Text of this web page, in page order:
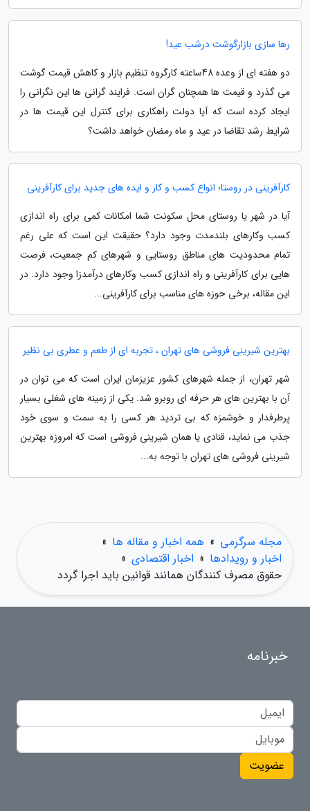
رها سازی بازارگوشت درشب عید!
دو هفته ای از وعده 48ساعته کارگروه تنظیم بازار و کاهش قیمت گوشت
می گذرد و قیمت ها همچنان گران است. فرایند گرانی ها این نگرانی را
ایجاد کرده است که آیا دولت راهکاری برای کنترل این قیمت ها در
شرایط رشد تقاضا در عید و ماه رمضان خواهد داشت؟
کارآفرینی در روستا؛ انواع کسب و کار و ایده های جدید برای کارآفرینی
آیا در شهر یا روستای محل سکونت شما امکانات کمی برای راه اندازی
کسب وکارهای بلندمدت وجود دارد؟ حقیقت این است که علی رغم
تمام محدودیت های مناطق روستایی و شهرهای کم جمعیت، فرصت
هایی برای کارآفرینی و راه اندازی کسب وکارهای درآمدزا وجود دارد. در
این مقاله، برخی حوزه های مناسب برای کارآفرینی...
بهترین شیرینی فروشی های تهران ، تجربه ای از طعم و عطری بی نظیر
شهر تهران، از جمله شهرهای کشور عزیزمان ایران است که می توان در
آن با بهترین های هر حرفه ای روبرو شد. یکی از زمینه های شغلی بسیار
پرطرفدار و خوشمزه که بی تردید هر کسی را به سمت و سوی خود
جذب می نماید، قنادی یا همان شیرینی فروشی است که امروزه بهترین
شیرینی فروشی های تهران با توجه به...
مجله سرگرمی » همه اخبار و مقاله ها »
اخبار و رویدادها » اخبار اقتصادی »
حقوق مصرف کنندگان همانند قوانین باید اجرا گردد
خبرنامه
عضویت